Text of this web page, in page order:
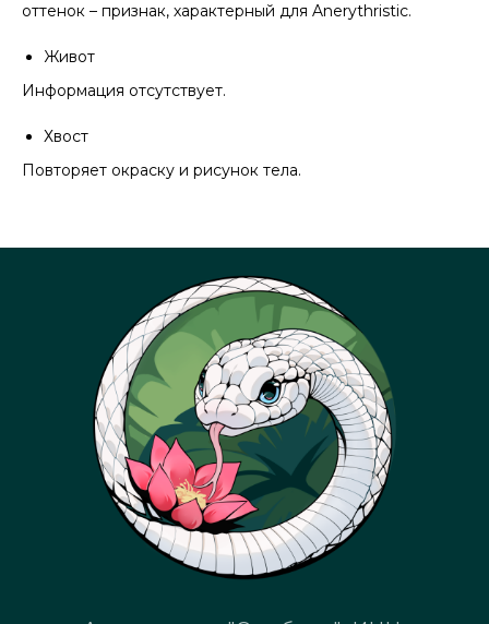
оттенок – признак, характерный для Anerythristic.
Живот
Информация отсутствует.
Хвост
Повторяет окраску и рисунок тела.